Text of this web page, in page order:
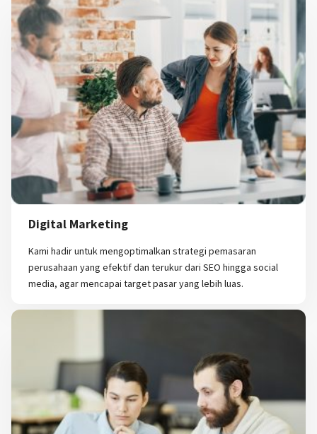
Digital Marketing
Kami hadir untuk mengoptimalkan strategi pemasaran
perusahaan yang efektif dan terukur dari SEO hingga social
media, agar mencapai target pasar yang lebih luas.